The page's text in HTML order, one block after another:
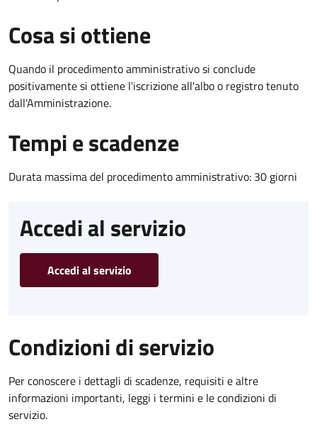
Cosa si ottiene
Quando il procedimento amministrativo si conclude
positivamente si ottiene l'iscrizione all'albo o registro tenuto
dall'Amministrazione.
Tempi e scadenze
Durata massima del procedimento amministrativo: 30 giorni
Accedi al servizio
Accedi al servizio
Condizioni di servizio
Per conoscere i dettagli di scadenze, requisiti e altre
informazioni importanti, leggi i termini e le condizioni di
servizio.